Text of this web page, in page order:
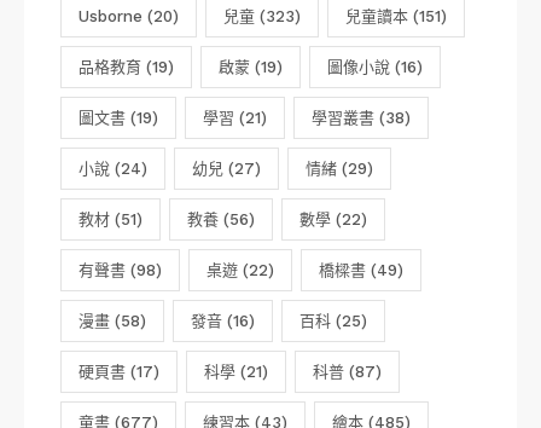
Usborne (20) 兒童 (323) 兒童讀本 (151)
品格教育 (19) 啟蒙 (19) 圖像小說 (16)
圖文書 (19) 學習 (21) 學習叢書 (38)
小說 (24) 幼兒 (27) 情緒 (29)
教材 (51) 教養 (56) 數學 (22)
有聲書 (98) 桌遊 (22) 橋樑書 (49)
漫畫 (58) 發音 (16) 百科 (25)
硬頁書 (17) 科學 (21) 科普 (87)
童書 (677) 練習本 (43) 繪本 (485)